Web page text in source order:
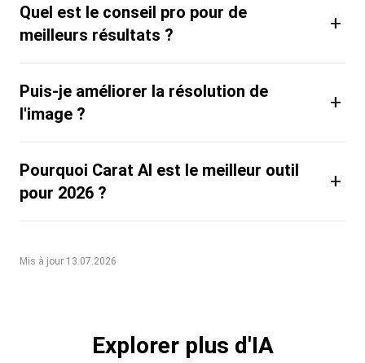
Quel est le conseil pro pour de
meilleurs résultats ?
+
Puis-je améliorer la résolution de
l'image ?
+
Pourquoi Carat AI est le meilleur outil
pour 2026 ?
+
Mis à jour 13.07.2026
Explorer plus d'IA